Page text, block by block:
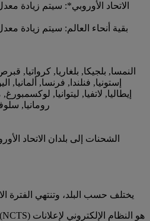
الاتحاد الأوروبي*: سيتم زيادة
بقية أنحاء العالم: سيتم زيادة
النمسا, بلجيكا, بلغاريا, كرواتيا,
إستونيا, فنلندا, فرنسا, ألمانيا,
إيطاليا, لاتفيا, ليتوانيا,
رومانيا,
الشحنات إلى بلدان الاتحاد
يختلف حسب البلد، وتنتهي الفترة